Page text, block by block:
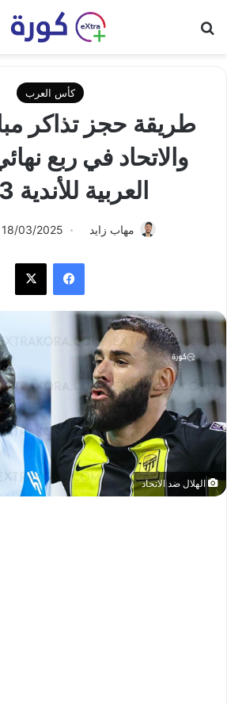
كأس العرب
طريقة حجز تذاكر
والاتحاد في ربع
العربية للأندية 2023
مهاب زايد 18/03/2025
فيسبوك
الهلال ضد الاتحاد